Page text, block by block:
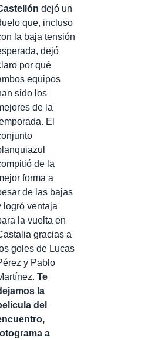
dejó un
que, incluso
la baja tensión
dejó
por qué
equipos
sido los
de la
El
de la
forma a
de las bajas
logró ventaja
la vuelta en
gracias a
goles de Lucas
y Pablo
Te
la
del
a